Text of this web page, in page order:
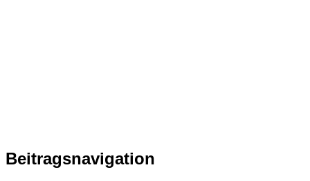
Beitragsnavigation